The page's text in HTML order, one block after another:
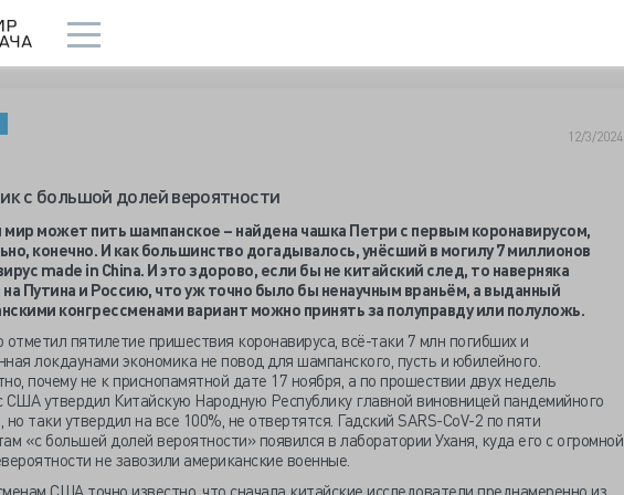
12/3/2024
с большой долей вероятности
мир может пить шампанское – найдена чашка Петри с первым коронавирусом,
конечно. И как большинство догадывалось, унёсший в могилу 7 миллионов
made in China. И это здорово, если бы не китайский след, то наверняка
на Путина и Россию, что уж точно было бы ненаучным враньём, а выданный
конгрессменами вариант можно принять за полуправду или полуложь.
отметил пятилетие пришествия коронавируса, всё-таки 7 млн погибших и
локдаунами экономика не повод для шампанского, пусть и юбилейного.
почему не к приснопамятной дате 17 ноября, а по прошествии двух недель
США утвердил Китайскую Народную Республику главной виновницей пандемийного
но таки утвердил на все 100%, не отвертятся. Гадский SARS-CoV-2 по пяти
«с большей долей вероятности» появился в лаборатории Уханя, куда его с огромной
не завозили американские военные.
США точно известно, что сначала китайские исследователи преднамеренно из